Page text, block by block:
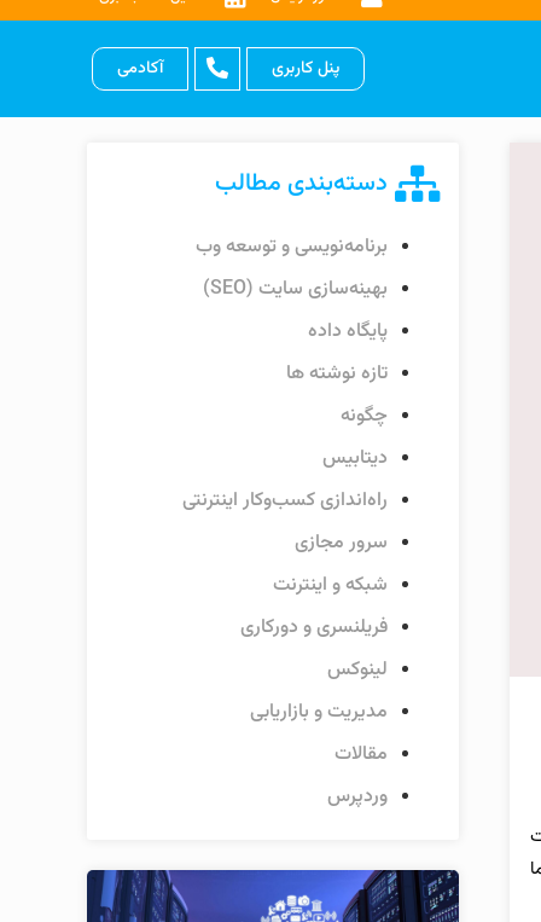
پنل کاربری آکادمی
دسته‌بندی مطالب
برنامه‌نویسی و توسعه وب
بهینه‌سازی سایت (SEO)
پایگاه داده
تازه نوشته ها
چگونه
دیتابیس
راه‌اندازی کسب‌وکار اینترنتی
سرور مجازی
شبکه و اینترنت
فریلنسری و دورکاری
لینوکس
مدیریت و بازاریابی
مقالات
وردپرس